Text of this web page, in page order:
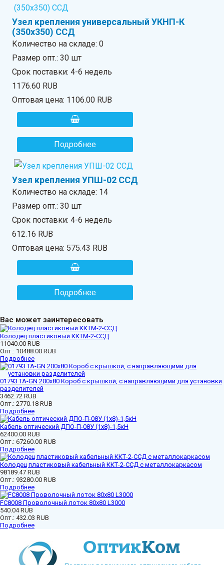
Узел крепления универсальный УКНП-К
(350х350) ССД
Количество на складе:0
Размер опт.: 30 шт
Срок поставки: 4-6 недель
1176.60 RUB
Оптовая цена: 1106.00 RUB
Подробнее
Узел крепления УПШ-02 ССД
Количество на складе: 14
Размер опт.: 30 шт
Срок поставки: 4-6 недель
612.16 RUB
Оптовая цена: 575.43 RUB
Подробнее
Вас может заинтересовать
Колодец пластиковый ККТМ-2-ССД
11040.00 RUB
Опт.: 10488.00 RUB
Подробнее
01793 ТА-GN 200x80 Короб с крышкой, с направляющими для установки
разделителей
3462.72 RUB
Опт.: 2770.18 RUB
Подробнее
Кабель оптический ДПО-П-08У (1х8)-1,5кН
62400.00 RUB
Опт.: 67260.00 RUB
Подробнее
Колодец пластиковый кабельный ККТ-2-ССД с металлокаркасом
98189.47 RUB
Опт.: 93280.00 RUB
Подробнее
FC8008 Проволочный лоток 80х80 L3000
540.04 RUB
Опт.: 432.03 RUB
Подробнее